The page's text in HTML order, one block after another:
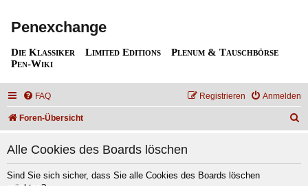
Penexchange
Die Klassiker Limited Editions
Plenum & Tauschbörse
Pen-Wiki
FAQ Anmelden
Registrieren
Foren-Übersicht
Alle Cookies des Boards löschen
Sind Sie sich sicher, dass Sie alle Cookies des Boards löschen